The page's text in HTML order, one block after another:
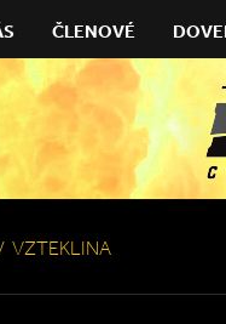
ČLENOVÉ
VZTEKLINA